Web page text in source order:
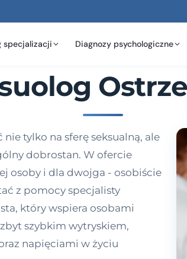
specjalizacji Diagnozy psychologiczne
tylko na sferę seksualną, ale
dobrostan. W ofercie
osoby i dla dwojga - osobiście
z pomocy specjalisty
który wspiera osobami
szybkim wytryskiem,
napięciami w życiu